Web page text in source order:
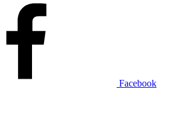
Facebook